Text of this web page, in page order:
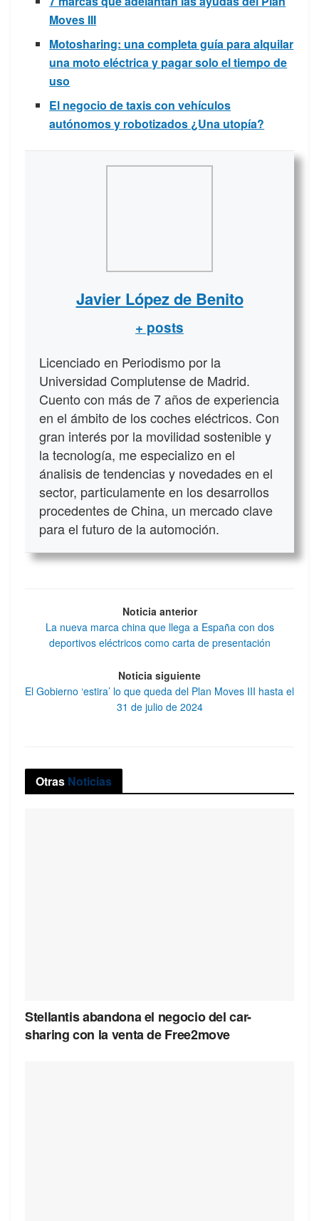
Moves III
Motosharing: una completa guía para alquilar
una moto eléctrica y pagar solo el tiempo de
uso
El negocio de taxis con vehículos
autónomos y robotizados ¿Una utopía?
Javier López de Benito
+ posts
Licenciado en Periodismo por la
Universidad Complutense de Madrid.
Cuento con más de 7 años de experiencia
en el ámbito de los coches eléctricos. Con
gran interés por la movilidad sostenible y
la tecnología, me especializo en el
ánalisis de tendencias y novedades en el
sector, particulamente en los desarrollos
procedentes de China, un mercado clave
para el futuro de la automoción.
Noticia anterior
La nueva marca china que llega a España con dos
deportivos eléctricos como carta de presentación
Noticia siguiente
El Gobierno ‘estira’ lo que queda del Plan Moves III hasta el
31 de julio de 2024
Otras Noticias
Stellantis abandona el negocio del car-
sharing con la venta de Free2move